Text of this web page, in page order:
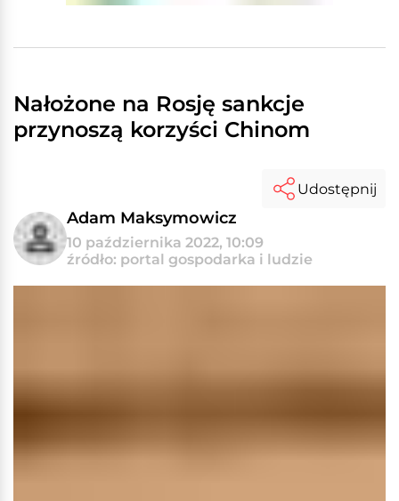
Nałożone na Rosję sankcje
przynoszą korzyści Chinom
Adam Maksymowicz
10 października 2022, 10:09
źródło: portal gospodarka i ludzie
Udostępnij